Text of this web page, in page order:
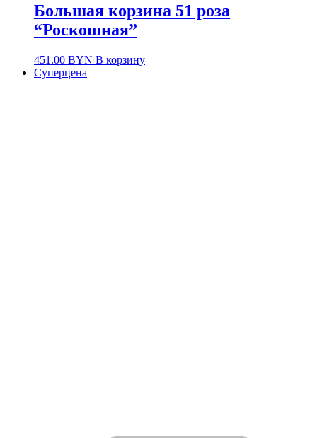
Большая корзина 51 роза
“Роскошная”
451.00 BYN В корзину
Суперцена